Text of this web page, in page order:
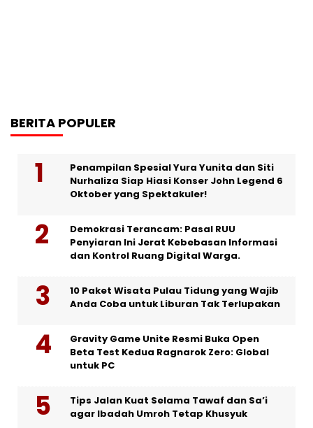
BERITA POPULER
Penampilan Spesial Yura Yunita dan Siti
Nurhaliza Siap Hiasi Konser John Legend 6
Oktober yang Spektakuler!
Demokrasi Terancam: Pasal RUU
Penyiaran Ini Jerat Kebebasan Informasi
dan Kontrol Ruang Digital Warga.
10 Paket Wisata Pulau Tidung yang Wajib
Anda Coba untuk Liburan Tak Terlupakan
Gravity Game Unite Resmi Buka Open
Beta Test Kedua Ragnarok Zero: Global
untuk PC
Tips Jalan Kuat Selama Tawaf dan Sa’i
agar Ibadah Umroh Tetap Khusyuk